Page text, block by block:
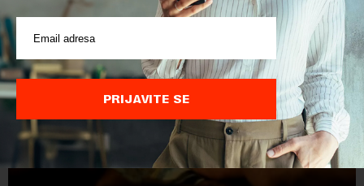
POVEZANI SADRŽAJI
PRIJAVITE SE